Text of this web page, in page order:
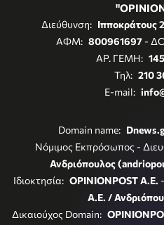
Διεύθυνση: Ιπποκράτους
ΑΦΜ: 800961697-
ΑΡ. ΓΕΜΗ:
Τηλ: 210
E-mail:
Domain name:
Νόμιμος Εκπρόσωπος -
Ανδριόπουλος
Ιδιοκτησία: OPINIONPOST A.E.
Α.Ε. /
Δικαιούχος Domain: